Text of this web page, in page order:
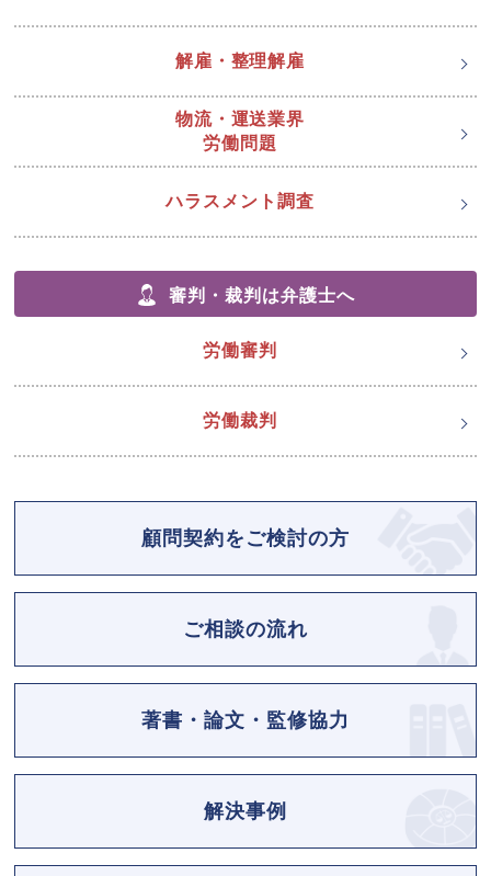
解雇・整理解雇
物流・運送業界
労働問題
ハラスメント調査
審判・裁判は弁護士へ
労働審判
労働裁判
顧問契約をご検討の方
ご相談の流れ
著書・論文・監修協力
解決事例